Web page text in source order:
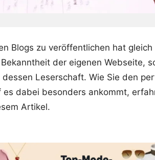
Blogs zu veröffentlichen hat
der eigenen Webseite,
Leserschaft. Wie Sie den
dabei besonders ankommt,
Artikel.